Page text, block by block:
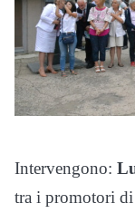
Intervengono: L
tra i promotori